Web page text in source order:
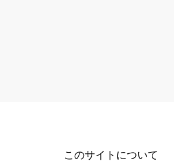
このサイトについて